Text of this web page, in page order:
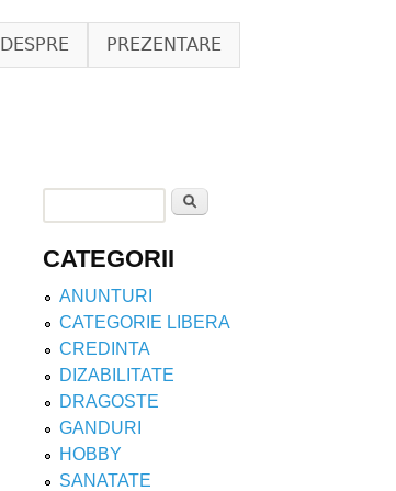
DESPRE PREZENTARE
Search form
CATEGORII
ANUNTURI
CATEGORIE LIBERA
CREDINTA
DIZABILITATE
DRAGOSTE
GANDURI
HOBBY
SANATATE